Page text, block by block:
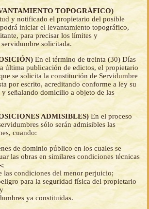
TOPOGRÁFICO)
y notificado el propietario del posible
iniciar el levantamiento topográfico,
para precisar los límites y
solicitada.
En el término de treinta (30) Días
última publicación de edictos, el propietario
se solicita la constitución de Servidumbre
por escrito, acreditando conforme a ley su
señalando domicilio a objeto de las
ADMISIBLES) En el proceso
sólo serán admisibles las
cuando:
de dominio público en los cuales se
las obras en similares condiciones técnicas
las condiciones del menor perjuicio;
para la seguridad física del propietario
ya constituidas.